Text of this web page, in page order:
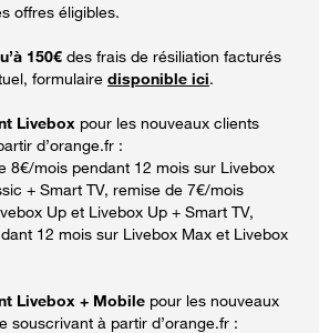
offres éligibles.
150€ des frais de résiliation facturés
formulaire disponible ici.
Livebox pour les nouveaux clients
d’orange.fr :
8€/mois pendant 12 mois sur Livebox
+ Smart TV, remise de 7€/mois
Up et Livebox Up + Smart TV,
12 mois sur Livebox Max et Livebox
Livebox + Mobile pour les nouveaux
souscrivant à partir d’orange.fr :